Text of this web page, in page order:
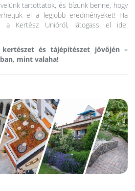
tartottatok, és bízunk benne, hogy
el a legjobb eredményeket! Ha
a Kertész Unióról, látogass el ide:
és tájépítészet jövőjén –
mint valaha!